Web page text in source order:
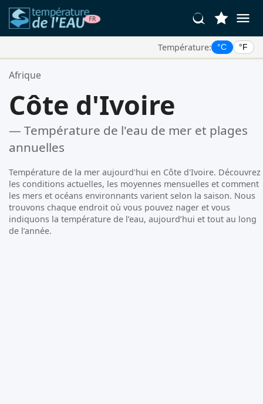
Température: °C °F
Vos Lieux Favoris:
Afrique
Côte d'Ivoire
— Température de l'eau de mer et plages
annuelles
Température de la mer aujourd'hui en Côte d'Ivoire. Découvrez
les conditions actuelles, les moyennes mensuelles et comment
les mers et océans environnants varient selon la saison. Nous
trouvons chaque endroit où vous pouvez nager et vous
indiquons la température de l’eau, aujourd’hui et tout au long
de l’année.